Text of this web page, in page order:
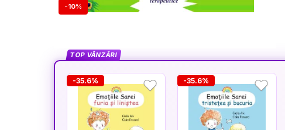
-10%
TOP VÂNZĂRI
-35.6% -35.6%